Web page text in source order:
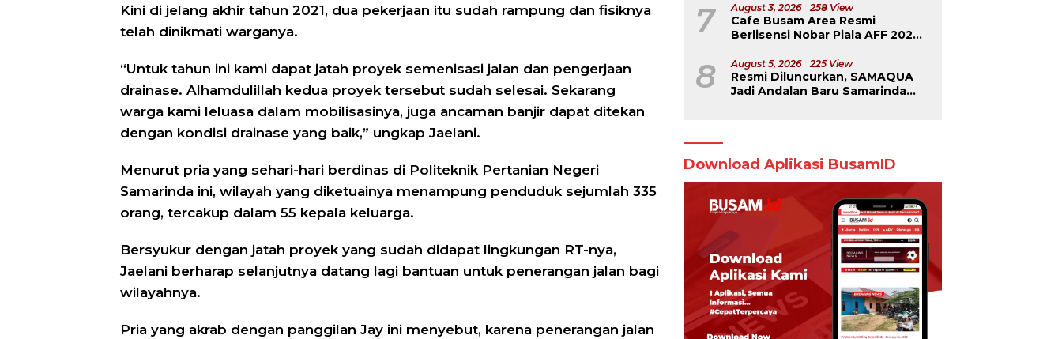
Kini di jelang akhir tahun 2021, dua pekerjaan itu sudah rampung dan fisiknya
telah dinikmati warganya.
“Untuk tahun ini kami dapat jatah proyek semenisasi jalan dan pengerjaan
drainase. Alhamdulillah kedua proyek tersebut sudah selesai. Sekarang
warga kami leluasa dalam mobilisasinya, juga ancaman banjir dapat ditekan
dengan kondisi drainase yang baik,” ungkap Jaelani.
Menurut pria yang sehari-hari berdinas di Politeknik Pertanian Negeri
Samarinda ini, wilayah yang diketuainya menampung penduduk sejumlah 335
orang, tercakup dalam 55 kepala keluarga.
Bersyukur dengan jatah proyek yang sudah didapat lingkungan RT-nya,
Jaelani berharap selanjutnya datang lagi bantuan untuk penerangan jalan bagi
wilayahnya.
Pria yang akrab dengan panggilan Jay ini menyebut, karena penerangan jalan
7 August 3, 2026 258 View
Cafe Busam Area Resmi
Berlisensi Nobar Piala AFF 2026,
Samarinda
8 August 5, 2026 225 View
Resmi Diluncurkan, SAMAQUA
Jadi Andalan Baru Samarinda
Download Aplikasi BusamID